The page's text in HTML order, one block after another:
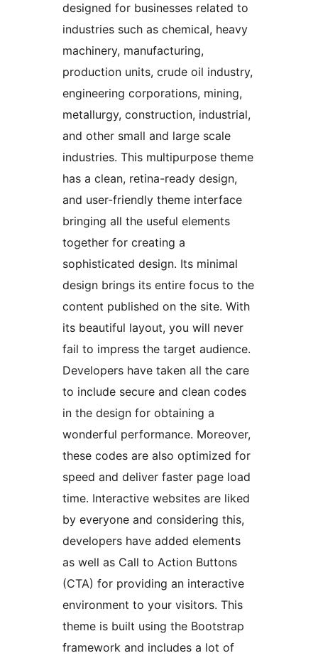
designed for businesses related to
industries such as chemical, heavy
machinery, manufacturing,
production units, crude oil industry,
engineering corporations, mining,
metallurgy, construction, industrial,
and other small and large scale
industries. This multipurpose theme
has a clean, retina-ready design,
and user-friendly theme interface
bringing all the useful elements
together for creating a
sophisticated design. Its minimal
design brings its entire focus to the
content published on the site. With
its beautiful layout, you will never
fail to impress the target audience.
Developers have taken all the care
to include secure and clean codes
in the design for obtaining a
wonderful performance. Moreover,
these codes are also optimized for
speed and deliver faster page load
time. Interactive websites are liked
by everyone and considering this,
developers have added elements
as well as Call to Action Buttons
(CTA) for providing an interactive
environment to your visitors. This
theme is built using the Bootstrap
framework and includes a lot of